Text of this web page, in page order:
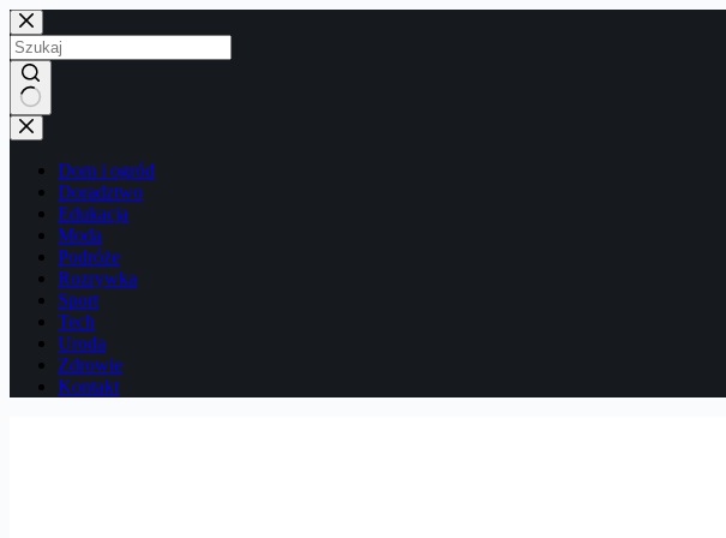
Przejdź
do
treści
Brak
wyników
Dom i ogród
Doradztwo
Edukacja
Moda
Podróże
Rozrywka
Sport
Tech
Uroda
Zdrowie
Kontakt